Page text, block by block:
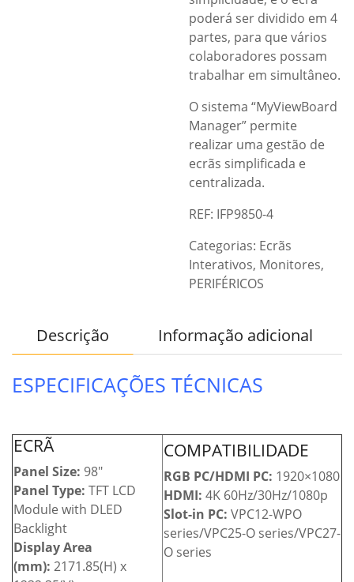
poderá ser dividido em 4
partes, para que vários
colaboradores possam
trabalhar em simultâneo.
O sistema “MyViewBoard
Manager” permite
realizar uma gestão de
ecrãs simplificada e
centralizada.
REF: IFP9850-4
Categorias: Ecrãs
Interativos, Monitores,
PERIFÉRICOS
Descrição Informação adicional
ESPECIFICAÇÕES TÉCNICAS
ECRÃ
Panel Size: 98″
Panel Type: TFT LCD
Module with DLED
Backlight
Display Area
(mm): 2171.85(H) x
COMPATIBILIDADE
RGB PC/HDMI PC: 1920×1080
HDMI: 4K 60Hz/30Hz/1080p
Slot-in PC: VPC12-WPO
series/VPC25-O series/VPC27-
O series